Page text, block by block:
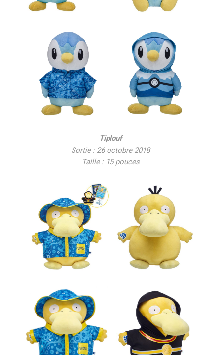
Tiplouf
Sortie : 26 octobre 2018
Taille : 15 pouces